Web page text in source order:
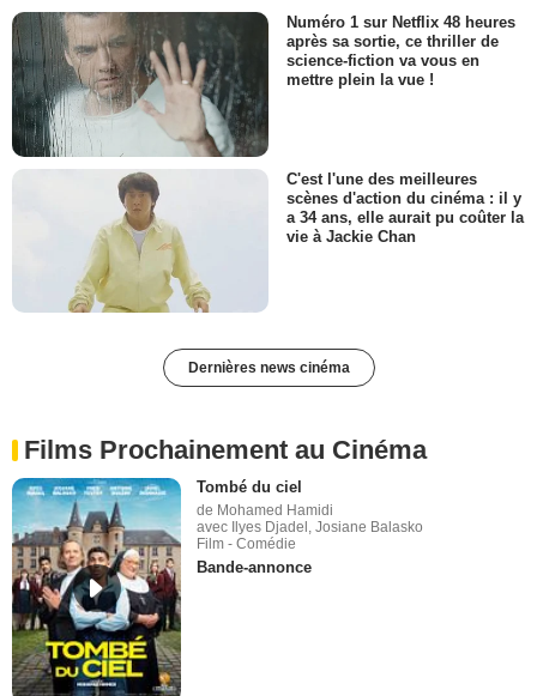
Numéro 1 sur Netflix 48 heures
après sa sortie, ce thriller de
science-fiction va vous en
mettre plein la vue !
C'est l'une des meilleures
scènes d'action du cinéma : il y
a 34 ans, elle aurait pu coûter la
vie à Jackie Chan
Dernières news cinéma
Films Prochainement au Cinéma
Tombé du ciel
de Mohamed Hamidi
avec Ilyes Djadel, Josiane Balasko
Film - Comédie
Bande-annonce